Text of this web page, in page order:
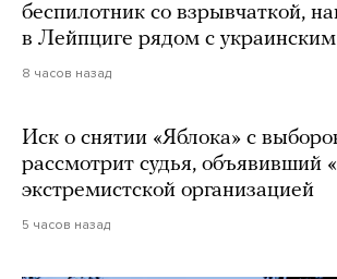
беспилотник со взрывчаткой,
в Лейпциге рядом с
8 часов назад
Иск о снятии «Яблока» с
рассмотрит судья, объявивший
экстремистской организацией
5 часов назад